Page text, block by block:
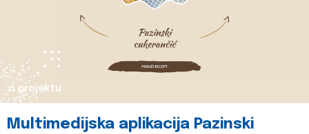
o projektu
Multimedijska aplikacija Pazinski